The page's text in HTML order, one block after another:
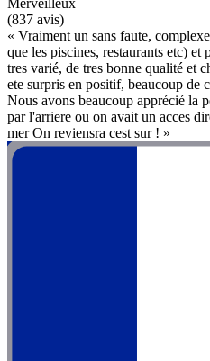
Merveilleux
(837 avis)
« Vraiment un sans faute,
que les piscines, restaurants etc)
tres varié, de tres bonne qualité et
ete surpris en positif, beaucoup de
Nous avons beaucoup apprécié la
par l'arriere ou on avait un acces
mer On reviensra cest sur ! »